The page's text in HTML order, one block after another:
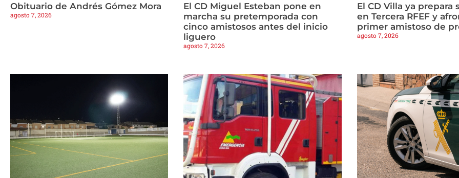
Obituario de Andrés Gómez Mora
agosto 7, 2026
El CD Miguel Esteban pone en
marcha su pretemporada con
cinco amistosos antes del inicio
liguero
agosto 7, 2026
El CD Villa ya prepara
en Tercera RFEF y
primer amistoso de
agosto 7, 2026